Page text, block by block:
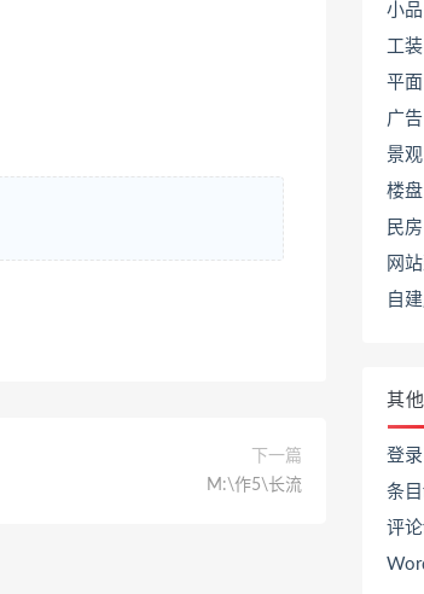
下一篇
M:\作5\长流
小品
工装
平面
广告
景观
楼盘
民房
网
自
其
登录
条
评